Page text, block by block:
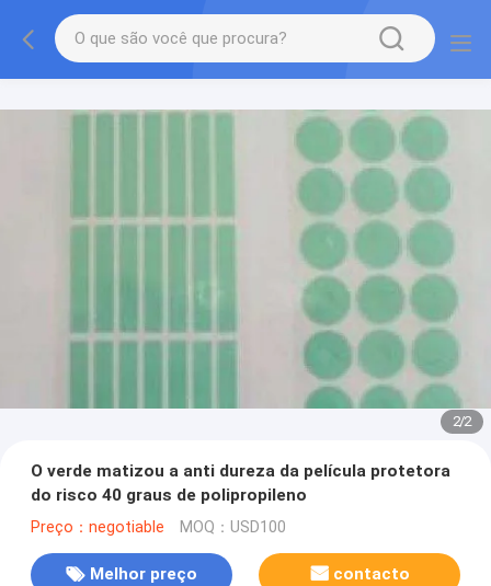
2/2
O verde matizou a anti dureza da película protetora
do risco 40 graus de polipropileno
Preço：negotiable MOQ：USD100
Melhor preço contacto